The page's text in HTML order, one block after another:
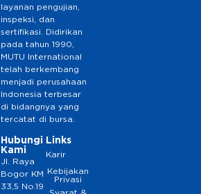
layanan pengujian,
inspeksi, dan
sertifikasi. Didirikan
pada tahun 1990,
MUTU International
telah berkembang
menjadi perusahaan
Indonesia terbesar
di bidangnya yang
tercatat di bursa.
Hubungi
Kami
Jl. Raya
Bogor KM
33,5 No.19
Links
Karir
Kebijakan
Privasi